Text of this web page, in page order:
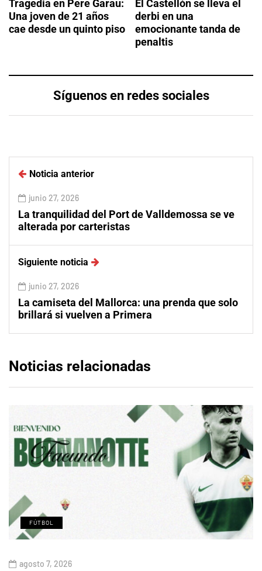
Tragedia en Pere Garau:
Una joven de 21 años
cae desde un quinto piso
El Castellón se lleva el
derbi en una
emocionante tanda de
penaltis
Síguenos en redes sociales
Noticia anterior
junio 27, 2026
La tranquilidad del Port de Valldemossa se ve
alterada por carteristas
Siguiente noticia
junio 27, 2026
La camiseta del Mallorca: una prenda que solo
brillará si vuelven a Primera
Noticias relacionadas
FÚTBOL
agosto 7, 2026